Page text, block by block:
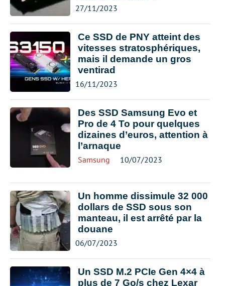
27/11/2023
Ce SSD de PNY atteint des
vitesses stratosphériques,
mais il demande un gros
ventirad
16/11/2023
Des SSD Samsung Evo et
Pro de 4 To pour quelques
dizaines d’euros, attention à
l’arnaque
Samsung 10/07/2023
Un homme dissimule 32 000
dollars de SSD sous son
manteau, il est arrêté par la
douane
06/07/2023
Un SSD M.2 PCIe Gen 4×4 à
plus de 7 Go/s chez Lexar